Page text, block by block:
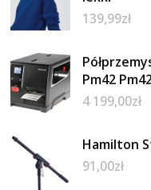
139,99zł
Pm42
4 199,00zł
Hamilton
91,00zł